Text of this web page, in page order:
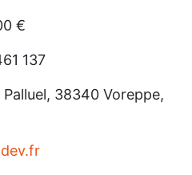
€
137
38340 Voreppe,